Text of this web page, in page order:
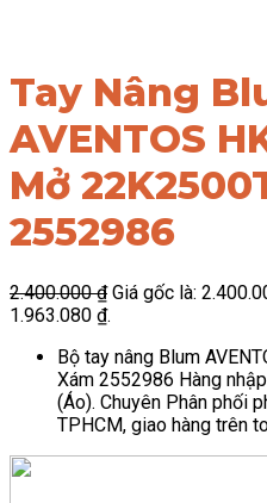
Tay Nâng
AVENTOS
Mở
2552986
2.400.000₫ Giá gốc là:
1.963.080 ₫.
Bộ tay nâng Blum
Xám 2552986 Hàng
(Áo). Chuyên Phân phối
TPHCM, giao hàng trên